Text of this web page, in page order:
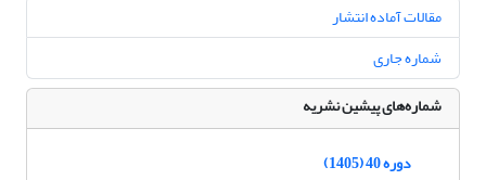
مقالات آماده انتشار
شماره جاری
شماره‌های پیشین نشریه
دوره 40 (1405)